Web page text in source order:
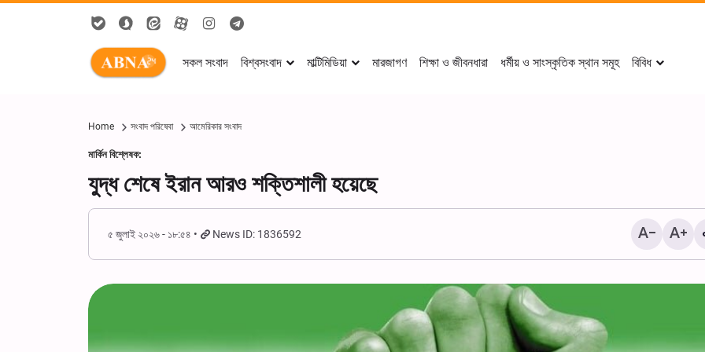
সকল সংবাদ বিশ্বসংবাদ মাল্টিমিডিয়া মারজাগণ শিক্ষা ও জীবনধারা ধর্মীয় ও সাংস্কৃতিক স্থান সমূহ বিবিধ
Home সংবাদ পরিষেবা আমেরিকার সংবাদ
মার্কিন বিশ্লেষক:
যুদ্ধ শেষে ইরান আরও শক্তিশালী হয়েছে
৫ জুলাই ২০২৬ - ১৮:৫৪ News ID: 1836592
দামেস্কে আয়াতুল্লাহ মির্জা জাওয়াদ
হুসাইনিয়াহ-তে আরবাইন শোকানুষ্ঠান